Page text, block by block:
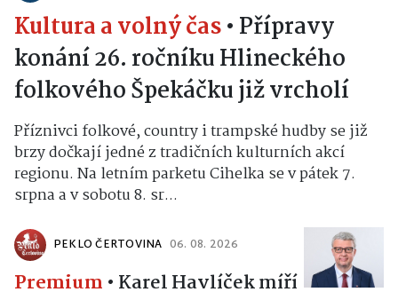
Kultura a volný čas• Přípravy
konání 26. ročníku Hlineckého
folkového Špekáčku již vrcholí
Příznivci folkové, country i trampské hudby se již
brzy dočkají jedné z tradičních kulturních akcí
regionu. Na letním parketu Cihelka se v pátek 7.
srpna a v sobotu 8. sr...
PEKLO ČERTOVINA 06. 08. 2026
Premium • Karel Havlíček míří